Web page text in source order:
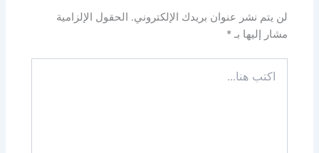
لن يتم نشر عنوان بريدك الإلكتروني. الحقول الإلزامية
مشار إليها بـ*
هنا...